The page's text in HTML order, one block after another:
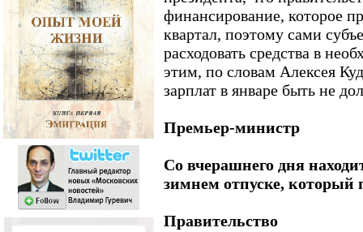
финансирование, которое
квартал, поэтому сами
расходовать средства в
этим, по словам Алексея
зарплат в январе быть не
Премьер-министр
Со вчерашнего дня
зимнем отпуске, который
Правительство